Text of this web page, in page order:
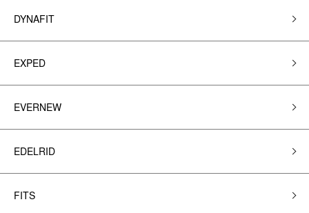
DYNAFIT
EXPED
EVERNEW
EDELRID
FITS